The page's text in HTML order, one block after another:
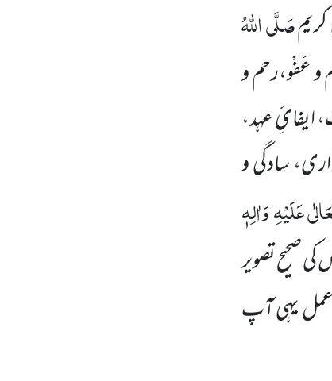
صَلَّی اللّٰہُ
عَفْو،رحم و
ایفائِ عہد،
سادگی و
عَلَیْہِوَاٰلِہٖ
صحیح تصویر
عمل یہی آپ